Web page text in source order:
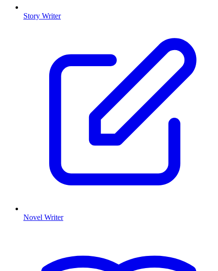
Story Writer
Novel Writer